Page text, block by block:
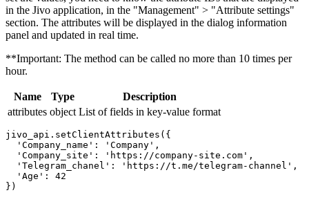
in the Jivo application, in the "Management" > "Attribute settings"
section. The attributes will be displayed in the dialog information
panel and updated in real time.
**Important: The method can be called no more than 10 times per
hour.
Name Type
Description
attributes object List of fields in key-value format
jivo_api.setClientAttributes({
  'Company_name': 'Company',
  'Company_site': 'https://company-site.com',
  'Telegram_chanel': 'https://t.me/telegram-channel',
  'Age': 42